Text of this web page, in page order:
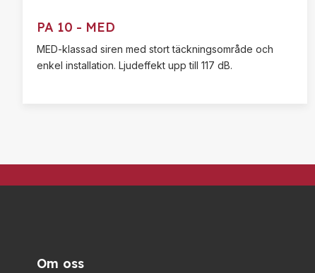
PA 10 - MED
MED-klassad siren med stort täckningsområde och
enkel installation. Ljudeffekt upp till 117 dB.
Om oss